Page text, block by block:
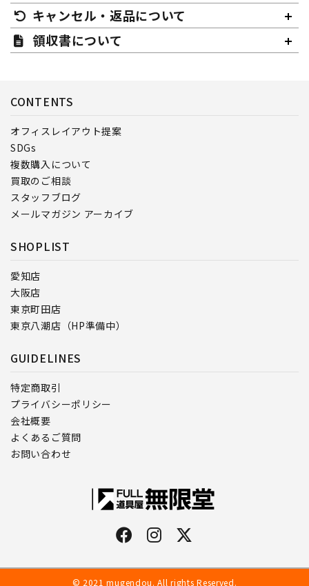
キャンセル・返品について
領収書について
CONTENTS
オフィスレイアウト提案
SDGs
複数購入について
買取のご相談
スタッフブログ
メールマガジン アーカイブ
SHOPLIST
愛知店
大阪店
東京町田店
東京八潮店（HP準備中）
GUIDELINES
特定商取引
プライバシーポリシー
会社概要
よくあるご質問
お問い合わせ
© 2021 mugendou. All rights Reserved.